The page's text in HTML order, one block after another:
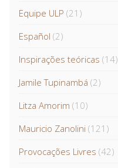
Equipe ULP (21)
Español (2)
Inspirações teóricas (14)
Jamile Tupinambá (2)
Litza Amorim (10)
Mauricio Zanolini (121)
Provocações Livres (42)